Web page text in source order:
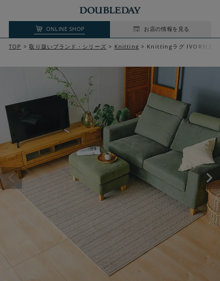
ONLINE SHOP お店の情報を見る
TOP 取り扱いブランド・シリーズ Knitting Knittingラグ IVORY(選